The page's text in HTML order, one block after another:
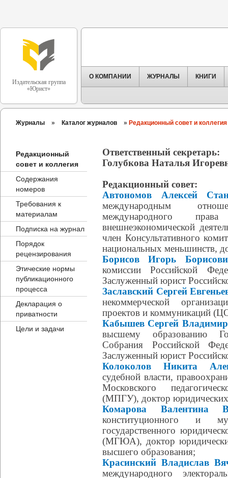
Издательская группа
«Юрист»
О КОМПАНИИ ЖУРНАЛЫ КНИГИ
Журналы » Каталог журналов » Редакционный совет и коллегия
Редакционный
совет и коллегия
Содержания
номеров
Требования к
материалам
Подписка на журнал
Порядок
рецензирования
Этические нормы
публикационного
процесса
Декларация о
приватности
Цели и задачи
Ответственный секретарь:
Голубкова Наталья
Редакционный совет:
Автономов Алексей
международным
международного
внешнеэкономической
член Консультативного
национальных меньшинств,
Борисов Игорь
комиссии Российской
Заслуженный юрист
Заславский Сергей
некоммерческой
проектов и коммуникаций
Кабышев Сергей
высшему образованию
Собрания Российской
Заслуженный юрист
Колоколов Никита
судебной власти,
Московского
(МПГУ), доктор юридических
Комарова Валентина
конституционного и
государственного
(МГЮА), доктор
высшего образования;
Красинский Владислав
международного